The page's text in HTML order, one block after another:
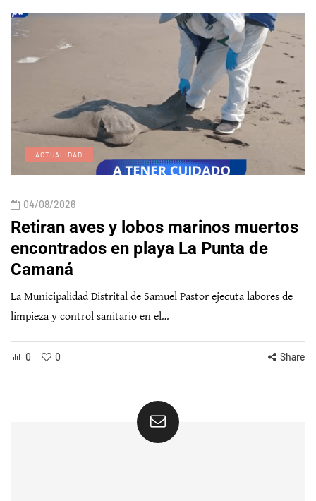
ACTUALIDAD
04/08/2026
Retiran aves y lobos marinos muertos
encontrados en playa La Punta de
Camaná
La Municipalidad Distrital de Samuel Pastor ejecuta labores de
limpieza y control sanitario en el…
0 0 Share